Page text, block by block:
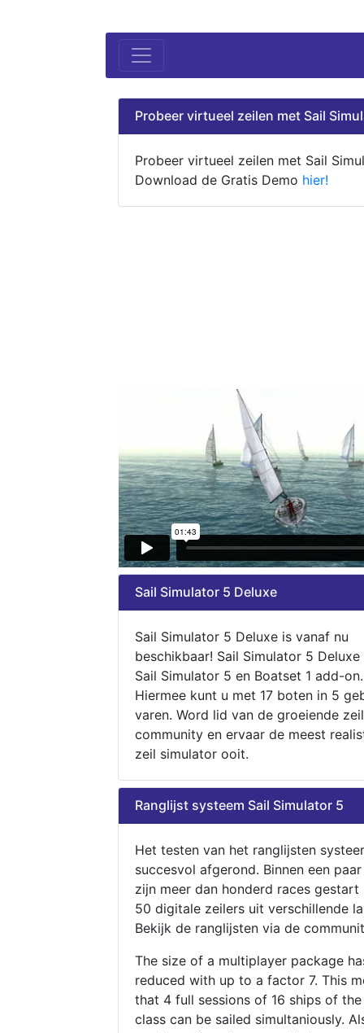
Probeer virtueel zeilen met Sail
Probeer virtueel zeilen met Sail
Download de Gratis Demo hier!
Sail Simulator 5 Deluxe
Sail Simulator 5 Deluxe is vanaf nu
beschikbaar! Sail Simulator 5
Sail Simulator 5 en Boatset 1 add-on.
Hiermee kunt u met 17 boten in 5
varen. Word lid van de groeiende zeil
community en ervaar de meest
zeil simulator ooit.
Ranglijst systeem Sail Simulator 5
Het testen van het ranglijsten
succesvol afgerond. Binnen een
zijn meer dan honderd races gestart
50 digitale zeilers uit verschillende
Bekijk de ranglijsten via de
The size of a multiplayer package
reduced with up to a factor 7. This
that 4 full sessions of 16 ships of
class can be sailed simultaniously.